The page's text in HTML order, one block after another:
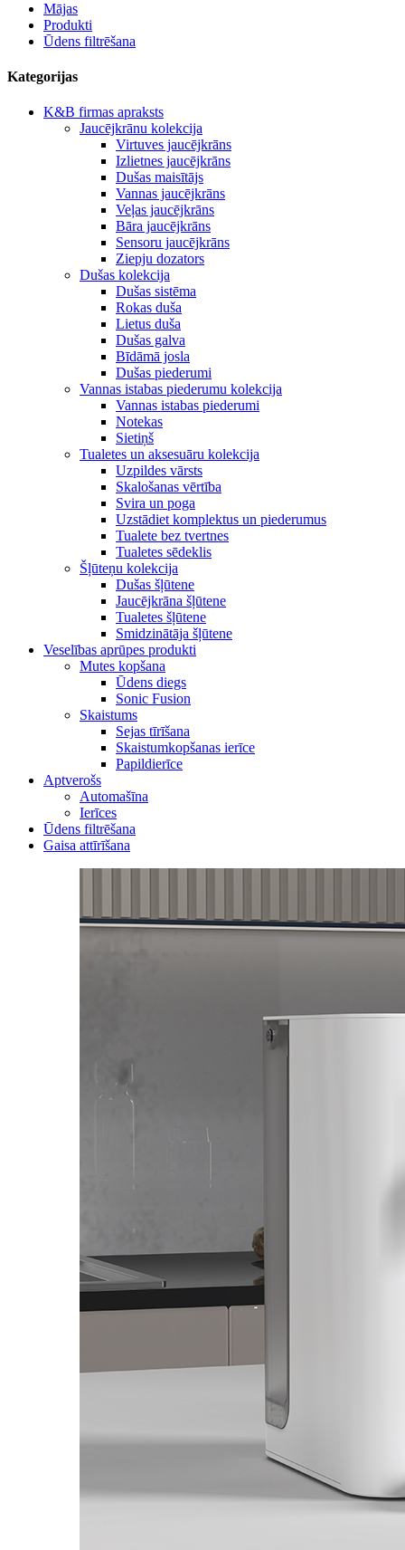
Mājas
Produkti
Ūdens filtrēšana
Kategorijas
K&B firmas apraksts
Jaucējkrānu kolekcija
Virtuves jaucējkrāns
Izlietnes jaucējkrāns
Dušas maisītājs
Vannas jaucējkrāns
Veļas jaucējkrāns
Bāra jaucējkrāns
Sensoru jaucējkrāns
Ziepju dozators
Dušas kolekcija
Dušas sistēma
Rokas duša
Lietus duša
Dušas galva
Bīdāmā josla
Dušas piederumi
Vannas istabas piederumu kolekcija
Vannas istabas piederumi
Notekas
Sietiņš
Tualetes un aksesuāru kolekcija
Uzpildes vārsts
Skalošanas vērtība
Svira un poga
Uzstādiet komplektus un piederumus
Tualete bez tvertnes
Tualetes sēdeklis
Šļūteņu kolekcija
Dušas šļūtene
Jaucējkrāna šļūtene
Tualetes šļūtene
Smidzinātāja šļūtene
Veselības aprūpes produkti
Mutes kopšana
Ūdens diegs
Sonic Fusion
Skaistums
Sejas tīrīšana
Skaistumkopšanas ierīce
Papildierīce
Aptverošs
Automašīna
Ierīces
Ūdens filtrēšana
Gaisa attīrīšana